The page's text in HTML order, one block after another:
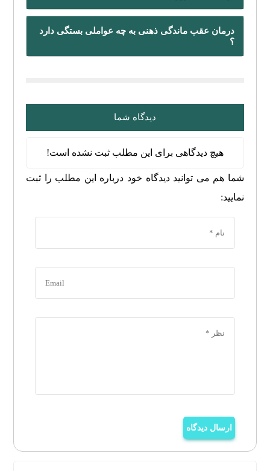
درمان عقب ماندگی ذهنی به چه عواملی بستگی دارد
؟
دیدگاه شما
هیچ دیدگاهی برای این مطلب ثبت نشده است!
شما هم می توانید دیدگاه خود درباره این مطلب را ثبت
نمایید:
ارسال دیدگاه